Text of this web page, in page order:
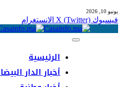
يونيو 10, 2026
فيسبوك X (Twitter) الانستغرام
الرئيسية
أخبار الدار البيضاء